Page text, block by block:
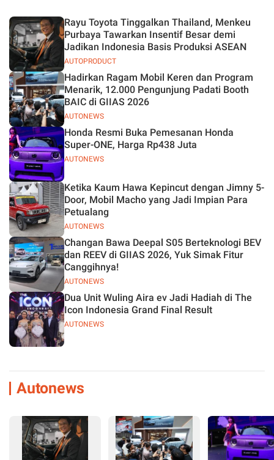
AUTOPRODUCT
Rayu Toyota Tinggalkan Thailand, Menkeu
Purbaya Tawarkan Insentif Besar demi
Jadikan Indonesia Basis Produksi ASEAN
AUTONEWS
Hadirkan Ragam Mobil Keren dan Program
Menarik, 12.000 Pengunjung Padati Booth
BAIC di GIIAS 2026
AUTONEWS
Honda Resmi Buka Pemesanan Honda
Super-ONE, Harga Rp438 Juta
AUTONEWS
Ketika Kaum Hawa Kepincut dengan Jimny 5-
Door, Mobil Macho yang Jadi Impian Para
Petualang
AUTONEWS
Changan Bawa Deepal S05 Berteknologi BEV
dan REEV di GIIAS 2026, Yuk Simak Fitur
Canggihnya!
AUTONEWS
Dua Unit Wuling Aira ev Jadi Hadiah di The
Icon Indonesia Grand Final Result
Autonews